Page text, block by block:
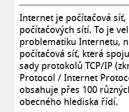
Internet je počítačová síť,
počítačových sítí. To je
problematiku Internetu,
počítačová síť, která
sady protokolů TCP/IP
Protocol / Internet
obsahuje přes 100
obecného hlediska řídí.